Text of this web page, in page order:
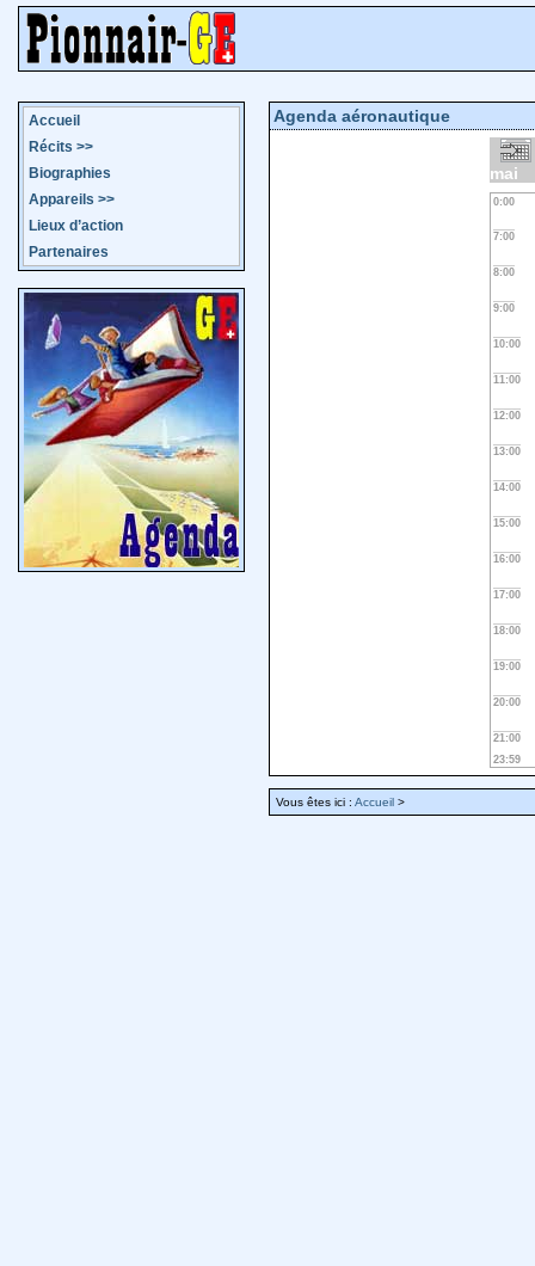
Accueil
Récits >>
Biographies
Appareils >>
Lieux d’action
Partenaires
Agenda aéronautique
mai
0:00
7:00
8:00
9:00
10:00
11:00
12:00
13:00
14:00
15:00
16:00
17:00
18:00
19:00
20:00
21:00
23:59
Vous êtes ici : Accueil >